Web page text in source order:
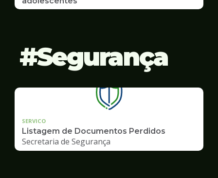
Segurança
SERVICO
Listagem de Documentos Perdidos
Secretaria de Segurança